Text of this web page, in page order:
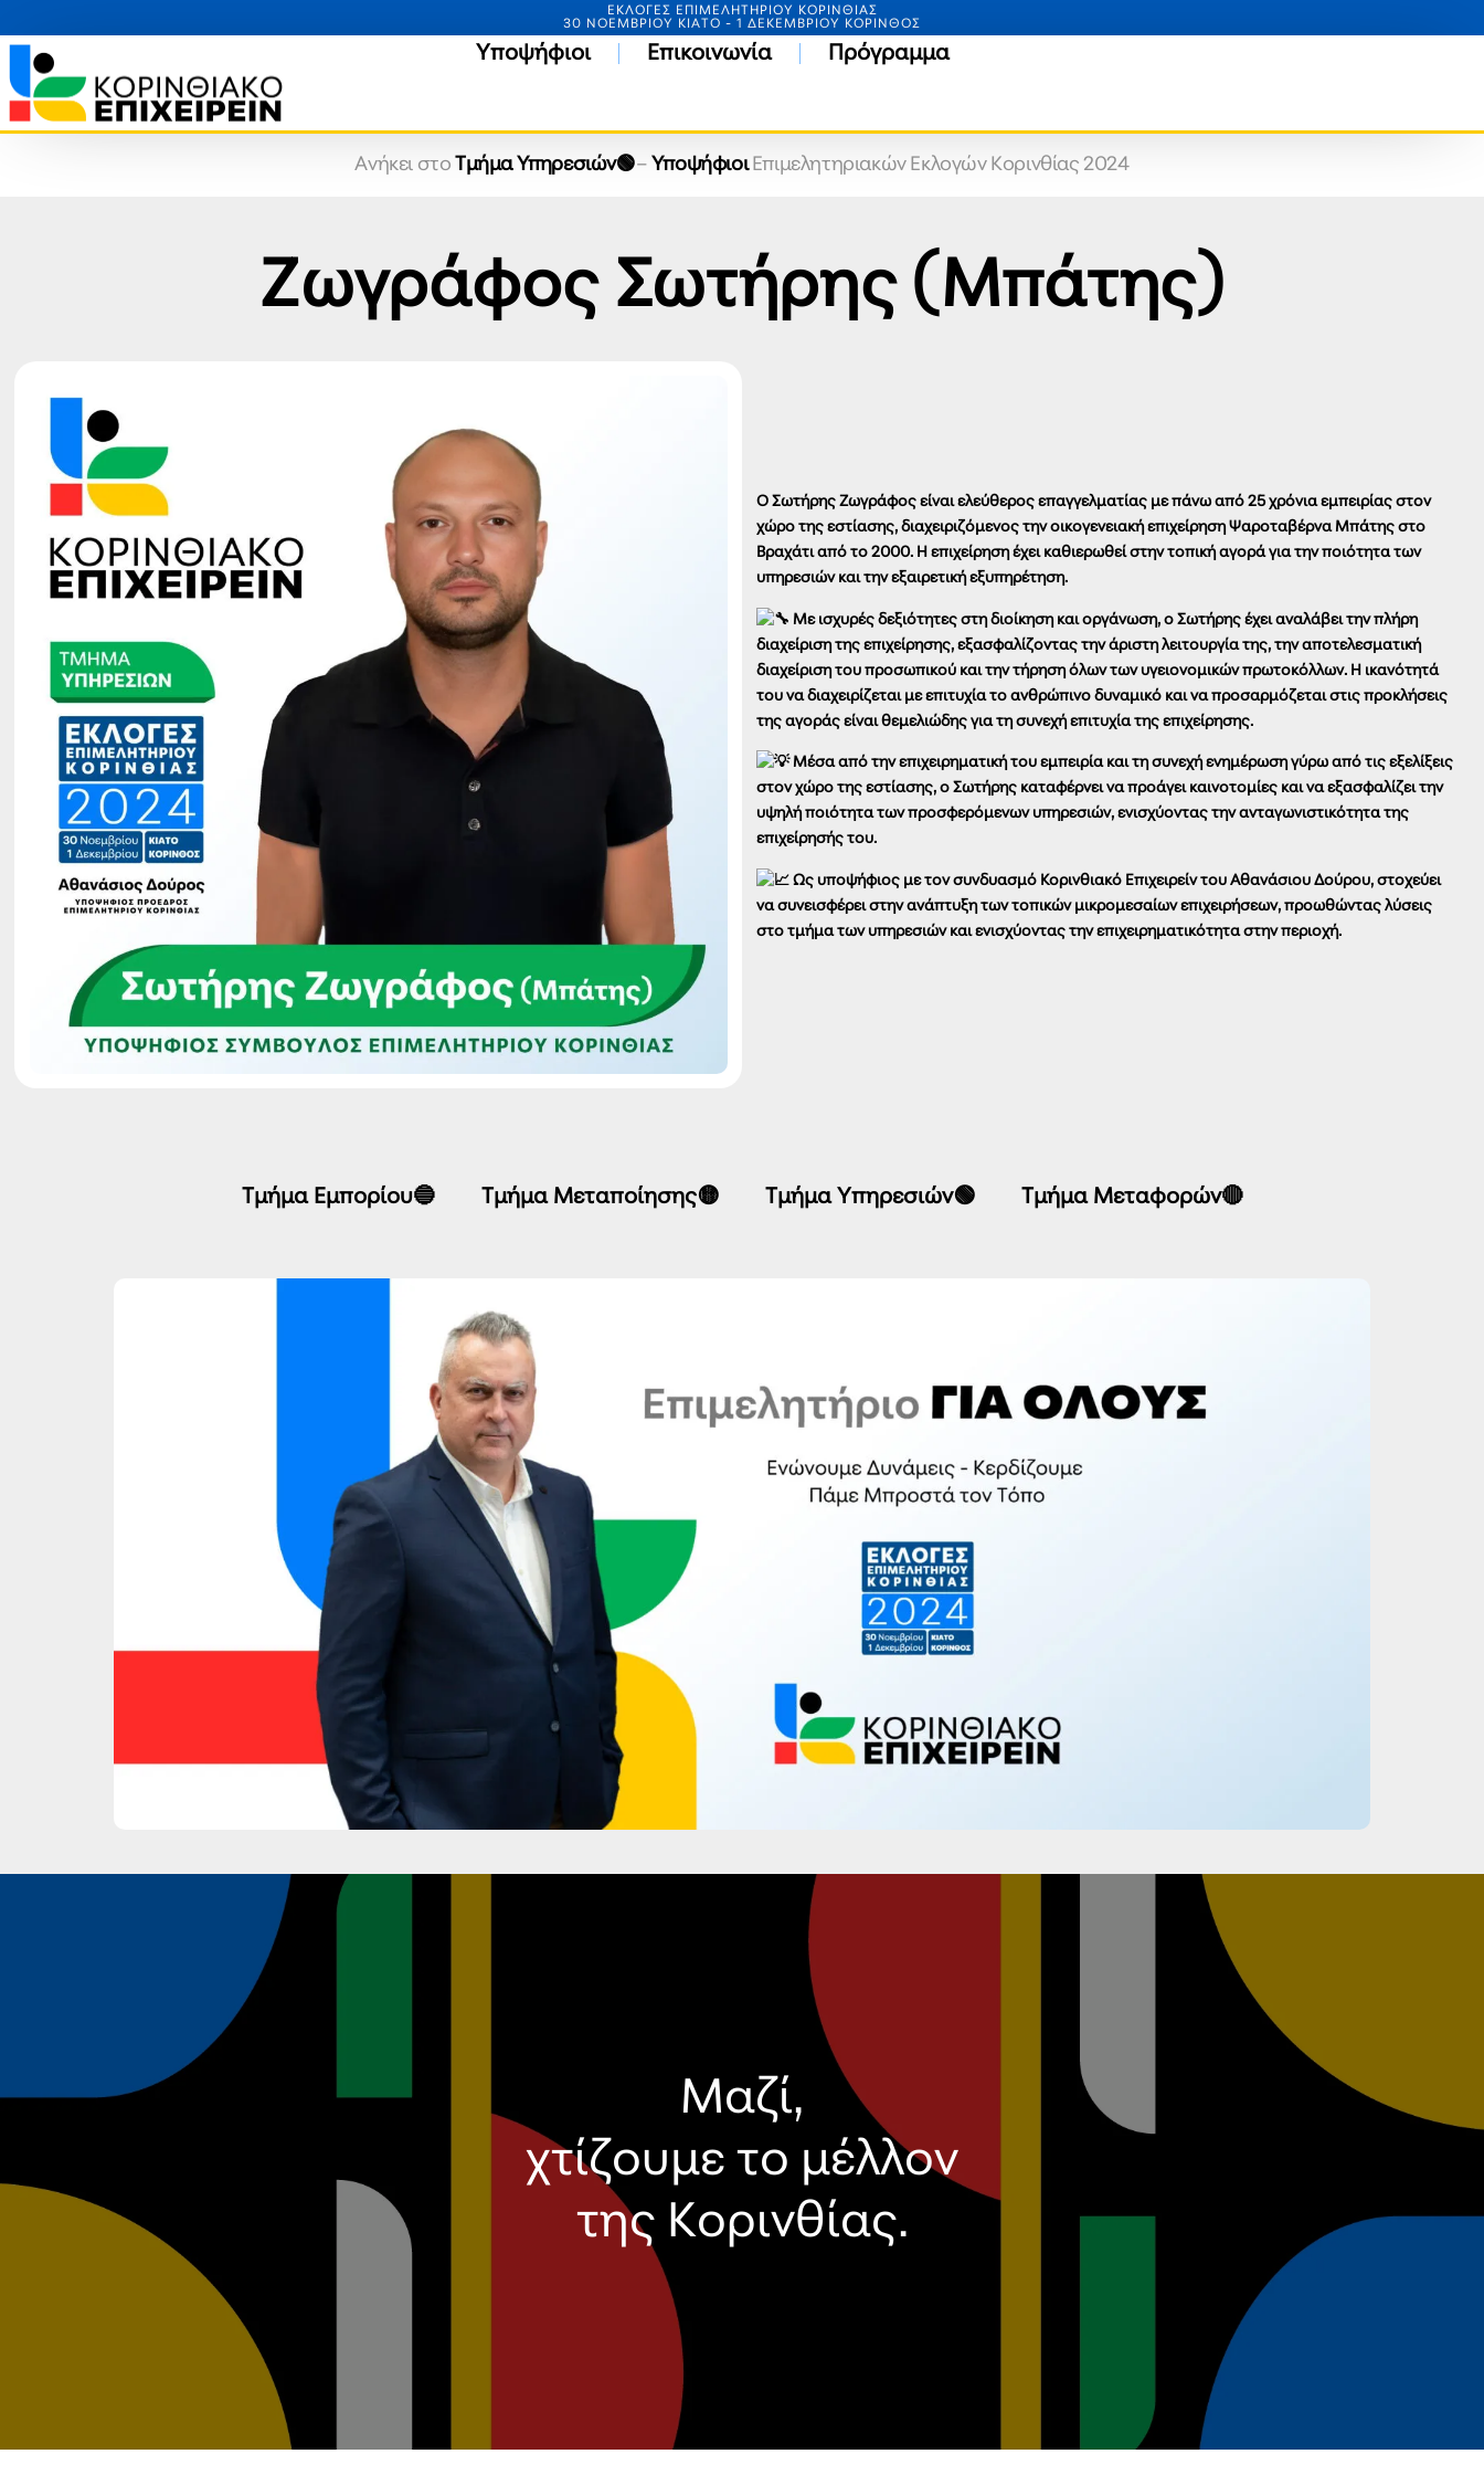
ΕΚΛΟΓΕΣ ΕΠΙΜΕΛΗΤΗΡΙΟΥ ΚΟΡΙΝΘΙΑΣ
30 ΝΟΕΜΒΡΙΟΥ ΚΙΑΤΟ - 1 ΔΕΚΕΜΒΡΙΟΥ ΚΟΡΙΝΘΟΣ
Υποψήφιοι Επικοινωνία Πρόγραμμα
Ανήκει στοΤμήμα Υπηρεσιών🟢– ΥποψήφιοιΕπιμελητηριακών Εκλογών Κορινθίας 2024
Ζωγράφος Σωτήρης (Μπάτης)
Ο Σωτήρης Ζωγράφος είναι ελεύθερος επαγγελματίας με πάνω από 25 χρόνια εμπειρίας στον
χώρο της εστίασης, διαχειριζόμενος την οικογενειακή επιχείρηση Ψαροταβέρνα Μπάτης στο
Βραχάτι από το 2000. Η επιχείρηση έχει καθιερωθεί στην τοπική αγορά για την ποιότητα των
υπηρεσιών και την εξαιρετική εξυπηρέτηση.
Με ισχυρές δεξιότητες στη διοίκηση και οργάνωση, ο Σωτήρης έχει αναλάβει την πλήρη
διαχείριση της επιχείρησης, εξασφαλίζοντας την άριστη λειτουργία της, την αποτελεσματική
διαχείριση του προσωπικού και την τήρηση όλων των υγειονομικών πρωτοκόλλων. Η ικανότητά
του να διαχειρίζεται με επιτυχία το ανθρώπινο δυναμικό και να προσαρμόζεται στις προκλήσεις
της αγοράς είναι θεμελιώδης για τη συνεχή επιτυχία της επιχείρησης.
Μέσα από την επιχειρηματική του εμπειρία και τη συνεχή ενημέρωση γύρω από τις εξελίξεις
στον χώρο της εστίασης, ο Σωτήρης καταφέρνει να προάγει καινοτομίες και να εξασφαλίζει την
υψηλή ποιότητα των προσφερόμενων υπηρεσιών, ενισχύοντας την ανταγωνιστικότητα της
επιχείρησής του.
Ως υποψήφιος με τον συνδυασμό Κορινθιακό Επιχειρείν του Αθανάσιου Δούρου, στοχεύει
να συνεισφέρει στην ανάπτυξη των τοπικών μικρομεσαίων επιχειρήσεων, προωθώντας λύσεις
στο τμήμα των υπηρεσιών και ενισχύοντας την επιχειρηματικότητα στην περιοχή.
Τμήμα Εμπορίου🔵 Τμήμα Μεταποίησης🟡 Τμήμα Υπηρεσιών🟢 Τμήμα Μεταφορών🔴
Μαζί,
χτίζουμε το μέλλον
της Κορινθίας.